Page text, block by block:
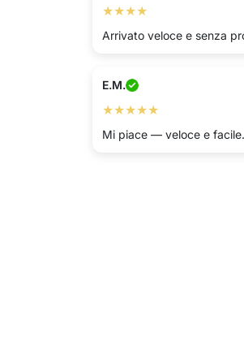
★★★★
Arrivato veloce e senza
E.M.
★★★★★
Mi piace — veloce e facile.